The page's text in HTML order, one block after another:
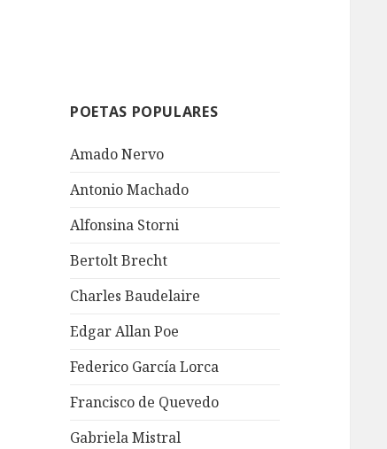
POETAS POPULARES
Amado Nervo
Antonio Machado
Alfonsina Storni
Bertolt Brecht
Charles Baudelaire
Edgar Allan Poe
Federico García Lorca
Francisco de Quevedo
Gabriela Mistral